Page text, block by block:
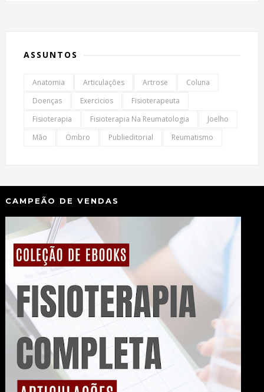
ASSUNTOS
Anatomia Articulações Artrose
Coluna
Doenças
Exercicios
Fisioterapeuta
Fisioterapia
Fisioterapia Na Reumatologia
Joelho
Mão
Ombro Publieditorial Reumatismo
CAMPEÃO DE VENDAS